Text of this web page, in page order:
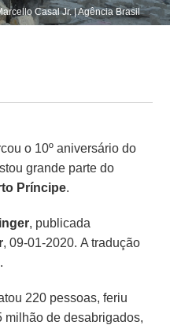
Casal Jr. | Agência Brasil
o 10º aniversário do
grande parte do
Príncipe.
, publicada
, 09-01-2020. A tradução
.
220 pessoas, feriu
milhão de desabrigados,